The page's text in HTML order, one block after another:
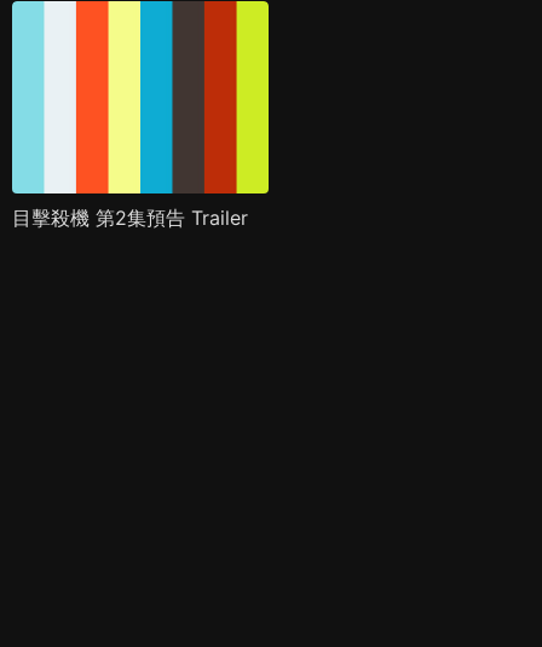
目擊殺機 第2集預告 Trailer